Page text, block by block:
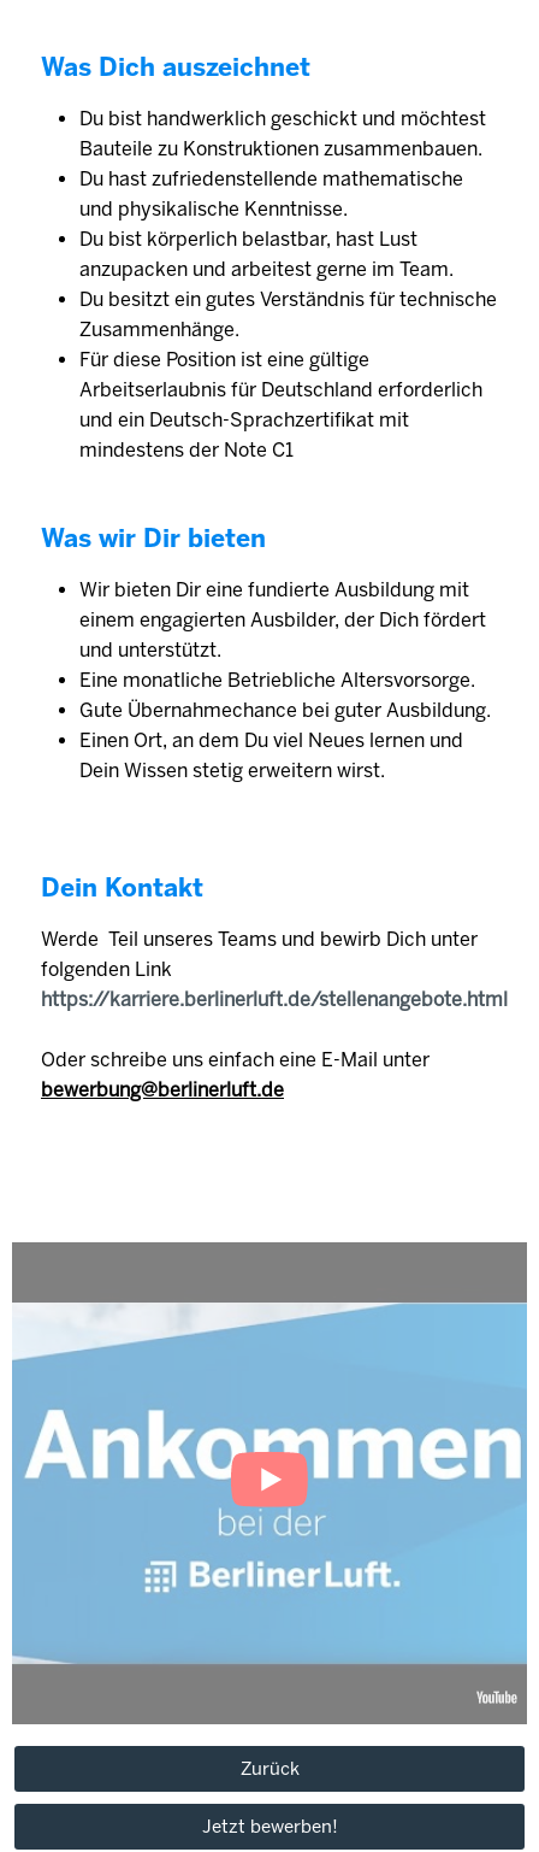
Was Dich auszeichnet
Du bist handwerklich geschickt und möchtest
Bauteile zu Konstruktionen zusammenbauen.
Du hast zufriedenstellende mathematische
und physikalische Kenntnisse.
Du bist körperlich belastbar, hast Lust
anzupacken und arbeitest gerne im Team.
Du besitzt ein gutes Verständnis für technische
Zusammenhänge.
Für diese Position ist eine gültige
Arbeitserlaubnis für Deutschland erforderlich
und ein Deutsch-Sprachzertifikat mit
mindestens der Note C1
Was wir Dir bieten
Wir bieten Dir eine fundierte Ausbildung mit
einem engagierten Ausbilder, der Dich fördert
und unterstützt.
Eine monatliche Betriebliche Altersvorsorge.
Gute Übernahmechance bei guter Ausbildung.
Einen Ort, an dem Du viel Neues lernen und
Dein Wissen stetig erweitern wirst.
Dein Kontakt
Werde Teil unseres Teams und bewirb Dich unter
folgenden Link
https://karriere.berlinerluft.de/stellenangebote.html
Oder schreibe uns einfach eine E-Mail unter
bewerbung@berlinerluft.de
Zurück
Jetzt bewerben!